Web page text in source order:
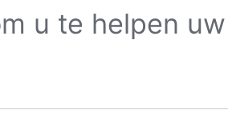
u te helpen